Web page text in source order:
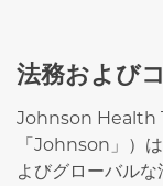
法務および
Johnson Health
「Johnson」）
よびグローバルな